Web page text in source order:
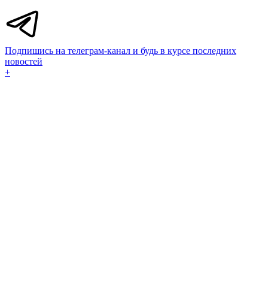
Подпишись на телеграм-канал и будь в курсе последних
новостей
+